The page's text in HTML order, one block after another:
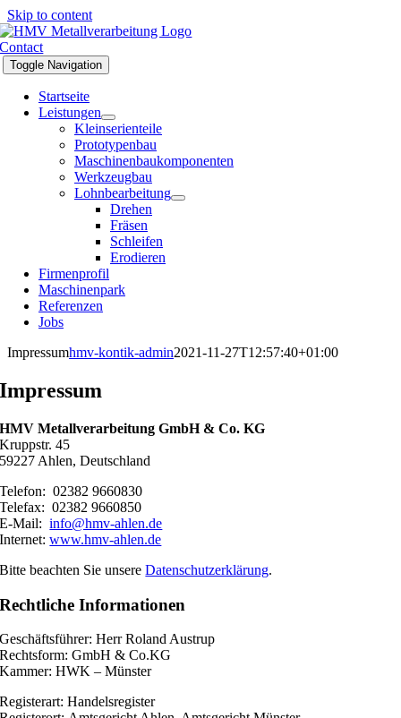
Skip to content
Contact
Toggle Navigation
Startseite
Leistungen
Kleinserienteile
Prototypenbau
Maschinenbaukomponenten
Werkzeugbau
Lohnbearbeitung
Drehen
Fräsen
Schleifen
Erodieren
Firmenprofil
Maschinenpark
Referenzen
Jobs
Impressumhmv-kontik-admin2021-11-27T12:57:40+01:00
Impressum
HMV Metallverarbeitung GmbH & Co. KG
Kruppstr. 45
59227 Ahlen, Deutschland
Telefon: 02382 9660830
Telefax: 02382 9660850
E-Mail:info@hmv-ahlen.de
Internet:www.hmv-ahlen.de
Bitte beachten Sie unsereDatenschutzerklärung.
Rechtliche Informationen
Geschäftsführer: Herr Roland Austrup
Rechtsform: GmbH & Co.KG
Kammer: HWK – Münster
Registerart: Handelsregister